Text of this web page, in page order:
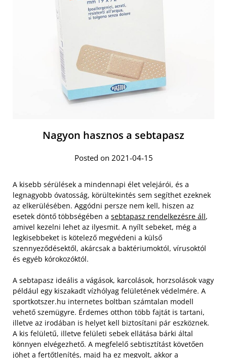
Nagyon hasznos a sebtapasz
Posted on 2021-04-15
A kisebb sérülések a mindennapi élet velejárói, és a
legnagyobb óvatosság, körültekintés sem segíthet ezeknek
az elkerülésében. Aggódni persze nem kell, hiszen az
esetek döntő többségében a sebtapasz rendelkezésre áll,
amivel kezelni lehet az ilyesmit. A nyílt sebeket, még a
legkisebbeket is kötelező megvédeni a külső
szennyeződésektől, akárcsak a baktériumoktól, vírusoktól
és egyéb kórokozóktól.
A sebtapasz ideális a vágások, karcolások, horzsolások vagy
például egy kiszakadt vízhólyag felületének védelmére. A
sportkotszer.hu internetes boltban számtalan modell
vehető szemügyre. Érdemes otthon több fajtát is tartani,
illetve az irodában is helyet kell biztosítani pár eszköznek.
A kis felületű, illetve felületi sebek ellátása bárki által
könnyen elvégezhető. A megfelelő sebtisztítást követően
jöhet a fertőtlenítés, majd ha ez megvolt, akkor a